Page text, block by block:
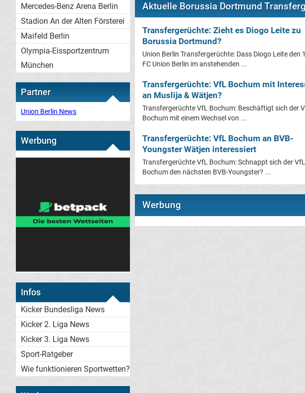
Mercedes-Benz Arena Berlin
Stadion An der Alten Försterei
Maifeld Berlin
Olympia-Eissportzentrum
München
Partner
Union Berlin News
Werbung
Infos
Kicker Bundesliga News
Kicker 2. Liga News
Kicker 3. Liga News
Sport-Ratgeber
Wie funktionieren Sportwetten?
Aktuelle Borussia Dortmund
Transfergerüchte: Zieht es Diogo Leite zu
Borussia Dortmund?
Union Berlin Transfergerüchte: Dass Diogo Leite den
FC Union Berlin im anstehenden ...
Transfergerüchte: VfL Bochum mit
an Muslija & Wätjen?
Transfergerüchte VfL Bochum: Beschäftigt sich der
Bochum mit einem Wechsel von ...
Transfergerüchte: VfL Bochum an BVB-
Youngster Wätjen interessiert
Transfergerüchte VfL Bochum: Schnappt sich der VfL
Bochum den nächsten BVB-Youngster? ...
Werbung